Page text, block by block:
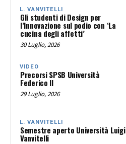
L. VANVITELLI
Gli studenti di Design per
l’Innovazione sul podio con ‘La
cucina degli affetti’
30 Luglio, 2026
VIDEO
Precorsi SPSB Università
Federico II
29 Luglio, 2026
L. VANVITELLI
Semestre aperto Università Luigi
Vanvitelli